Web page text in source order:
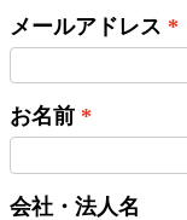
メールアドレス
お名前
会社・法人名